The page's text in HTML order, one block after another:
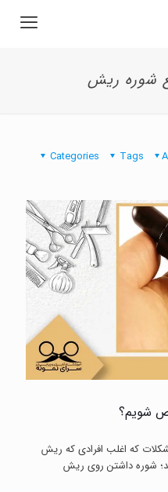
شوره ریش
Categories Tags
شویم؟
که اغلب افرادی که ریش
شوره داشتن روی ریش